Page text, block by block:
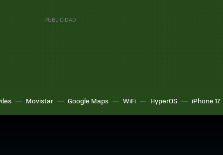
Movistar Google Maps WiFi HyperOS iPhone 17